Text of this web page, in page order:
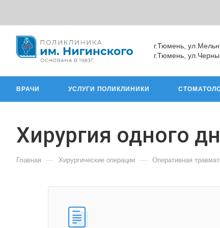
г.Тюмень,
г.Тюмень,
ВРАЧИ УСЛУГИ ПОЛИКЛИНИКИ
Хирургия одного
Главная — Хирургические операции — Оперативная